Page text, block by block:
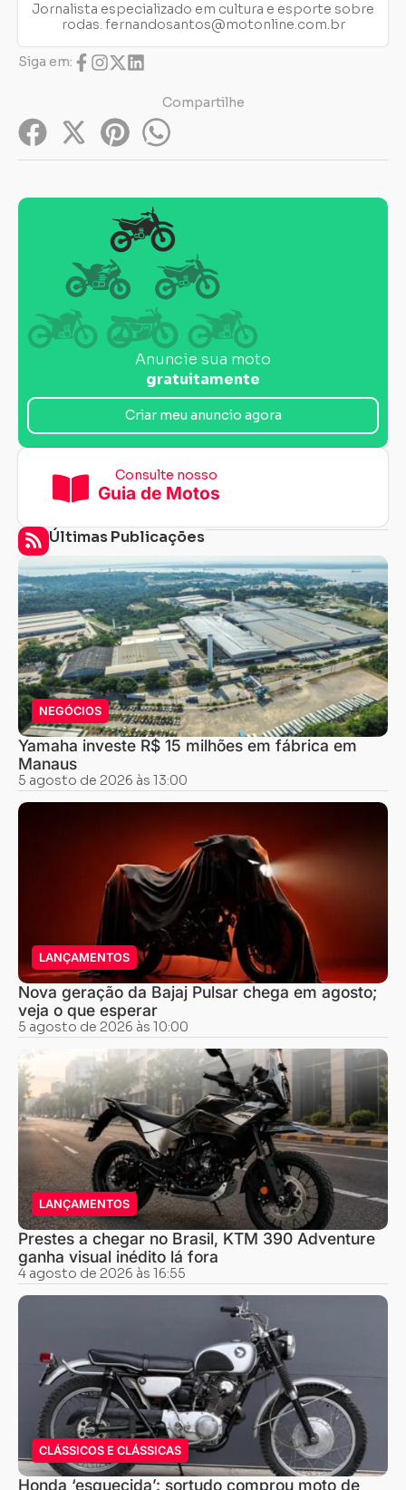
Jornalista especializado em cultura e esporte sobre
rodas. fernandosantos@motonline.com.br
Siga em:
Compartilhe
Anuncie sua moto
gratuitamente
Criar meu anuncio agora
Consulte nosso
Guia de Motos
Últimas Publicações
NEGÓCIOS
Yamaha investe R$ 15 milhões em fábrica em
Manaus
5 agosto de 2026 às 13:00
LANÇAMENTOS
Nova geração da Bajaj Pulsar chega em agosto;
veja o que esperar
5 agosto de 2026 às 10:00
LANÇAMENTOS
Prestes a chegar no Brasil, KTM 390 Adventure
ganha visual inédito lá fora
4 agosto de 2026 às 16:55
CLÁSSICOS E CLÁSSICAS
Honda ‘esquecida’: sortudo comprou moto de